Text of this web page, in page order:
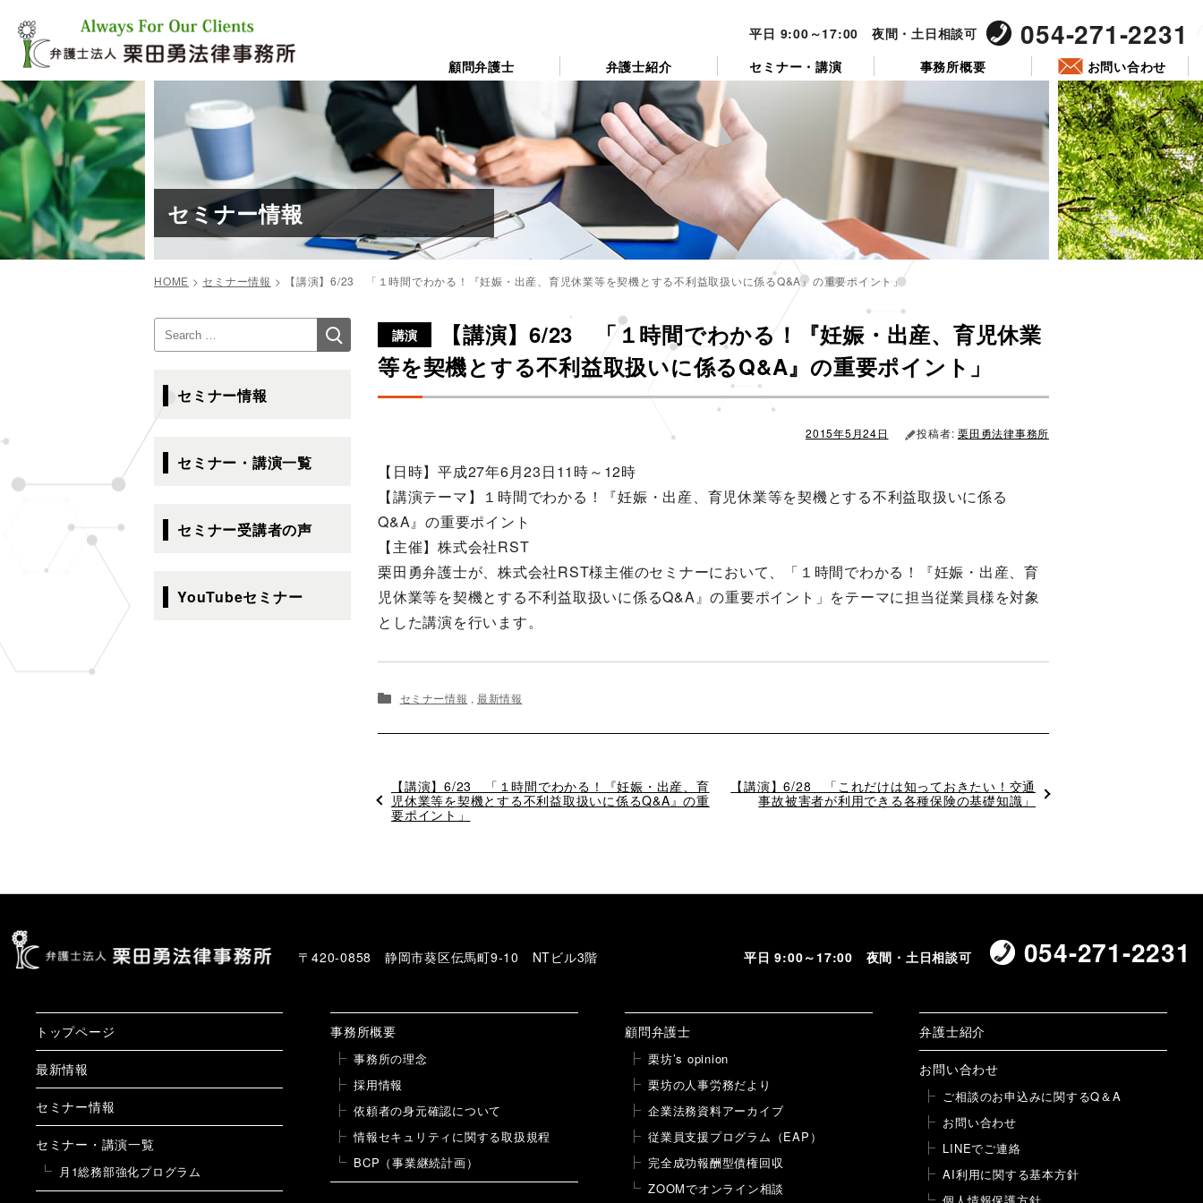
ツ
へ
ス
キ
プ
平日 9:00～17:00 夜間・土日相談可 054-271-2231
顧問弁護士 弁護士紹介 セミナー・講演 事務所概要 お問い合わせ
セミナー情報
HOME > セミナー情報 > 【講演】6/23 「１時間でわかる！『妊娠・出産、育児休業等を契機とする不利益取扱いに係るQ&A』の重要ポイント」
講演
【講演】6/23 「１時間でわかる！『妊娠・出産、育児休業
等を契機とする不利益取扱いに係るQ&A』の重要ポイント」
日:
2015年5月24日 投稿者: 栗田勇法律事務所
【日時】平成27年6月23日11時～12時
【講演テーマ】１時間でわかる！『妊娠・出産、育児休業等を契機とする不利益取扱いに係る
Q&A』の重要ポイント
【主催】株式会社RST
栗田勇弁護士が、株式会社RST様主催のセミナーにおいて、「１時間でわかる！『妊娠・出産、育
児休業等を契機とする不利益取扱いに係るQ&A』の重要ポイント」をテーマに担当従業員様を対象
とした講演を行います。
ゴ
リ
ー
セミナー情報 ,最新情報
稿
ナ
ビ
シ
ョ
ン
過
去
の
【講演】6/23 「１時間でわかる！『妊娠・出産、育
児休業等を契機とする不利益取扱いに係るQ&A』の重
要ポイント」
次【講演】6/28 「これだけは知っておきたい！交通
事故被害者が利用できる各種保険の基礎知識」
検
索:
検
索
セミナー情報
セミナー・講演一覧
セミナー受講者の声
YouTubeセミナー
〒420-0858 静岡市葵区伝馬町9-10 NTビル3階 平日 9:00～17:00 夜間・土日相談可 054-271-2231
トップページ
最新情報
セミナー情報
セミナー・講演一覧
月1総務部強化プログラム
事務所概要
事務所の理念
採用情報
依頼者の身元確認について
情報セキュリティに関する取扱規程
BCP（事業継続計画）
顧問弁護士
栗坊’s opinion
栗坊の人事労務だより
企業法務資料アーカイブ
従業員支援プログラム（EAP）
完全成功報酬型債権回収
ZOOMでオンライン相談
弁護士紹介
お問い合わせ
ご相談のお申込みに関するQ＆A
お問い合わせ
LINEでご連絡
AI利用に関する基本方針